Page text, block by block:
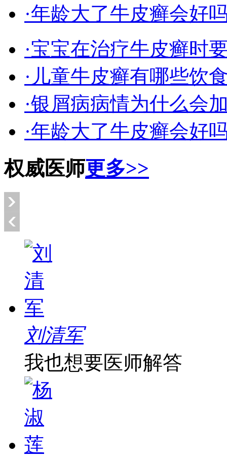
·年龄大了牛皮癣会好
·宝宝在治疗牛皮癣时
·儿童牛皮癣有哪些饮
·银屑病病情为什么会
·年龄大了牛皮癣会好
权威医师更多>>
刘清军
我也想要医师解答